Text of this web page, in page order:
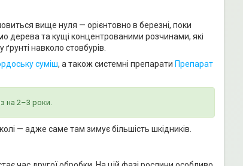
вище нуля — орієнтовно в березні, поки
дерева та кущі концентрованими розчинами, які
навколо стовбурів.
суміш, а також системні препарати Препарат
на 2–3 роки.
— адже саме там зимує більшість шкідників.